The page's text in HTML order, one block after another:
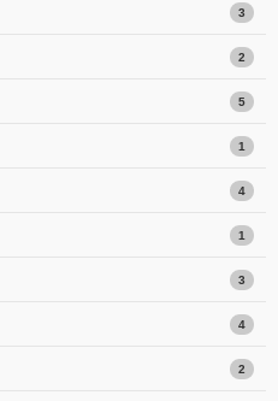
3
2
5
1
4
1
3
4
2